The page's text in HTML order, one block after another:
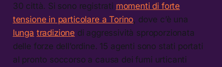
30 città. Si sono registrati momenti di forte
tensione in particolare a Torino , dove c’è una
lunga tradizione di aggressività sproporzionata
delle forze dell’ordine. 15 agenti sono stati portati
al pronto soccorso a causa dei fumi urticanti